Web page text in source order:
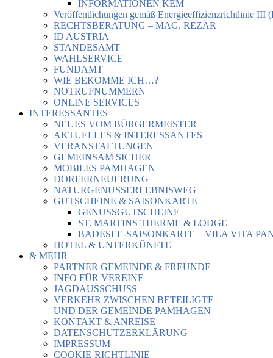
INFORMATIONEN KEM
Veröffentlichungen gemäß Energieeffizienzrichtlinie III
RECHTSBERATUNG – MAG. REZAR
ID AUSTRIA
STANDESAMT
WAHLSERVICE
FUNDAMT
WIE BEKOMME ICH…?
NOTRUFNUMMERN
ONLINE SERVICES
INTERESSANTES
NEUES VOM BÜRGERMEISTER
AKTUELLES & INTERESSANTES
VERANSTALTUNGEN
GEMEINSAM SICHER
MOBILES PAMHAGEN
DORFERNEUERUNG
NATURGENUSSERLEBNISWEG
GUTSCHEINE & SAISONKARTE
GENUSSGUTSCHEINE
ST. MARTINS THERME & LODGE
BADESEE-SAISONKARTE – VILA VITA
HOTEL & UNTERKÜNFTE
& MEHR
PARTNER GEMEINDE & FREUNDE
INFO FÜR VEREINE
JAGDAUSSCHUSS
VERKEHR ZWISCHEN BETEILIGTE
UND DER GEMEINDE PAMHAGEN
KONTAKT & ANREISE
DATENSCHUTZERKLÄRUNG
IMPRESSUM
COOKIE-RICHTLINIE